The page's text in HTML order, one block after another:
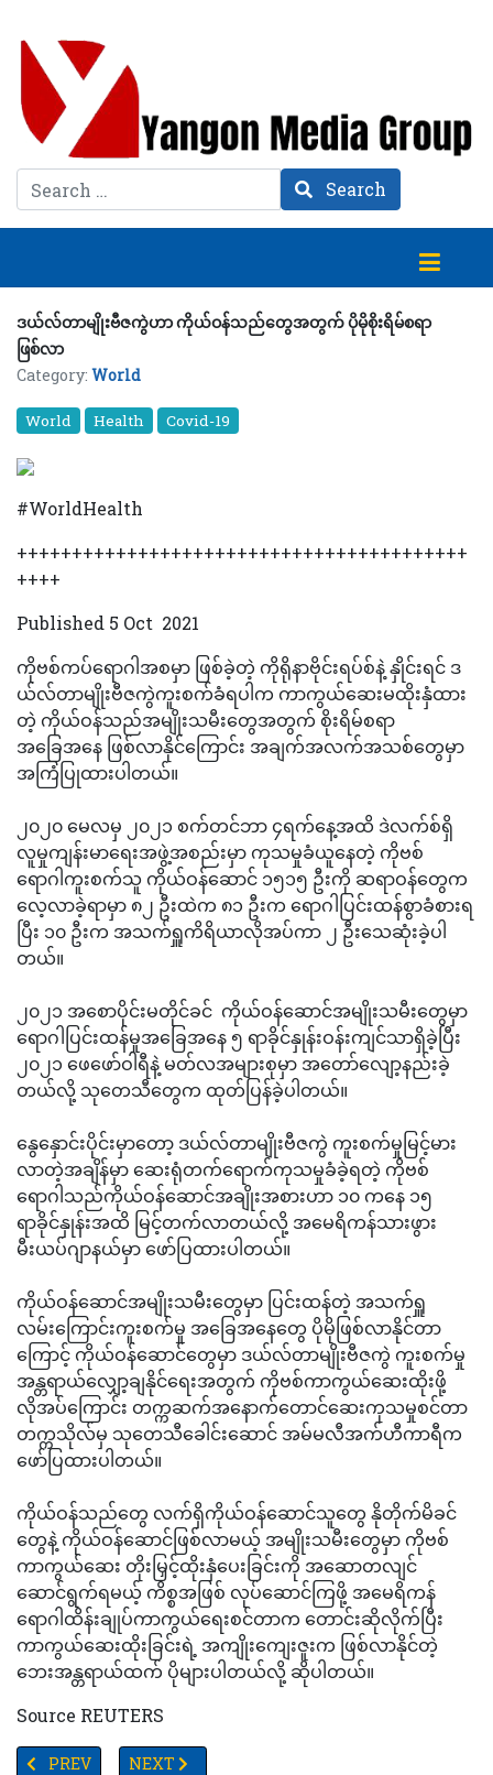
Search Search
ဒယ်လ်တာမျိုးဗီဇကွဲဟာ ကိုယ်ဝန်သည်တွေအတွက် ပိုမိုစိုးရိမ်စရာ
ဖြစ်လာ
Category: World
World Health Covid-19
#WorldHealth
+++++++++++++++++++++++++++++++++++++++++
++++
Published 5 Oct 2021
ကိုဗစ်ကပ်ရောဂါအစမှာ ဖြစ်ခဲ့တဲ့ ကိုရိုနာဗိုင်းရပ်စ်နဲ့ နှိုင်းရင် ဒ
ယ်လ်တာမျိုးဗီဇကွဲကူးစက်ခံရပါက ကာကွယ်ဆေးမထိုးနှံထား
တဲ့ ကိုယ်ဝန်သည်အမျိုးသမီးတွေအတွက် စိုးရိမ်စရာ
အခြေအနေ ဖြစ်လာနိုင်ကြောင်း အချက်အလက်အသစ်တွေမှာ
အကြံပြုထားပါတယ်။
၂၀၂၀ မေလမှ ၂၀၂၁ စက်တင်ဘာ ၄ရက်နေ့အထိ ဒဲလက်စ်ရှိ
လူမှုကျန်းမာရေးအဖွဲ့အစည်းမှာ ကုသမှုခံယူနေတဲ့ ကိုဗစ်
ရောဂါကူးစက်သူ ကိုယ်ဝန်ဆောင် ၁၅၁၅ ဦးကို ဆရာဝန်တွေက
လေ့လာခဲ့ရာမှာ ၈၂ ဦးထဲက ၈၁ ဦးက ရောဂါပြင်းထန်စွာခံစားရ
ပြီး ၁၀ ဦးက အသက်ရှူကိရိယာလိုအပ်ကာ ၂ ဦးသေဆုံးခဲ့ပါ
တယ်။
၂၀၂၁ အစောပိုင်းမတိုင်ခင် ကိုယ်ဝန်ဆောင်အမျိုးသမီးတွေမှာ
ရောဂါပြင်းထန်မှုအခြေအနေ ၅ ရာခိုင်နှုန်းဝန်းကျင်သာရှိခဲ့ပြီး
၂၀၂၁ ဖေဖော်ဝါရီနဲ့ မတ်လအများစုမှာ အတော်လျော့နည်းခဲ့
တယ်လို့ သုတေသီတွေက ထုတ်ပြန်ခဲ့ပါတယ်။
နွေနှောင်းပိုင်းမှာတော့ ဒယ်လ်တာမျိုးဗီဇကွဲ ကူးစက်မှုမြင့်မား
လာတဲ့အချိန်မှာ ဆေးရုံတက်ရောက်ကုသမှုခံခဲ့ရတဲ့ ကိုဗစ်
ရောဂါသည်ကိုယ်ဝန်ဆောင်အချိုးအစားဟာ ၁၀ ကနေ ၁၅
ရာခိုင်နှုန်းအထိ မြင့်တက်လာတယ်လို့ အမေရိကန်သားဖွား
မီးယပ်ဂျာနယ်မှာ ဖော်ပြထားပါတယ်။
ကိုယ်ဝန်ဆောင်အမျိုးသမီးတွေမှာ ပြင်းထန်တဲ့ အသက်ရှူ
လမ်းကြောင်းကူးစက်မှု အခြေအနေတွေ ပိုမိုဖြစ်လာနိုင်တာ
ကြောင့် ကိုယ်ဝန်ဆောင်တွေမှာ ဒယ်လ်တာမျိုးဗီဇကွဲ ကူးစက်မှု
အန္တရာယ်လျှော့ချနိုင်ရေးအတွက် ကိုဗစ်ကာကွယ်ဆေးထိုးဖို့
လိုအပ်ကြောင်း တက္ကဆက်အနောက်တောင်ဆေးကုသမှုစင်တာ
တက္ကသိုလ်မှ သုတေသီခေါင်းဆောင် အမ်မလီအက်ဟီကာရီက
ဖော်ပြထားပါတယ်။
ကိုယ်ဝန်သည်တွေ လက်ရှိကိုယ်ဝန်ဆောင်သူတွေ နိုတိုက်မိခင်
တွေနဲ့ ကိုယ်ဝန်ဆောင်ဖြစ်လာမယ့် အမျိုးသမီးတွေမှာ ကိုဗစ်
ကာကွယ်ဆေး တိုးမြှင့်ထိုးနှံပေးခြင်းကို အဆောတလျင်
ဆောင်ရွက်ရမယ့် ကိစ္စအဖြစ် လုပ်ဆောင်ကြဖို့ အမေရိကန်
ရောဂါထိန်းချုပ်ကာကွယ်ရေးစင်တာက တောင်းဆိုလိုက်ပြီး
ကာကွယ်ဆေးထိုးခြင်းရဲ့ အကျိုးကျေးဇူးက ဖြစ်လာနိုင်တဲ့
ဘေးအန္တရာယ်ထက် ပိုများပါတယ်လို့ ဆိုပါတယ်။
Source REUTERS
PREVIOUS ARTICLE: သွေးကျဲဆေးတွေဟာ ကိုဗစ်ကြောင့်သေဆုံး
PREV NEXT ARTICLE: ခြောက်နာရီခန့်ပြတ်တောက်ပြီ
NEXT